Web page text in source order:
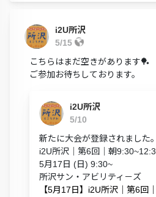
i2U所沢
5/15
こちらはまだ空きがあります🏓
ご参加お待ちしております。
i2U所沢
5/10
新たに大会が登録されました。
i2U所沢｜第6回｜朝
5月17日 (日) 9:30~
所沢サン・アビリティ－ズ
【5月17日】i2U所沢｜第6回